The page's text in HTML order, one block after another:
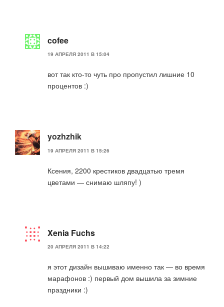
cofee
19 АПРЕЛЯ 2011 В 15:04
вот так кто-то чуть про пропустил лишние 10
процентов :)
yozhzhik
19 АПРЕЛЯ 2011 В 15:26
Ксения, 2200 крестиков двадцатью тремя
цветами — снимаю шляпу! )
Xenia Fuchs
20 АПРЕЛЯ 2011 В 14:22
я этот дизайн вышиваю именно так — во время
марафонов :) первый дом вышила за зимние
праздники :)